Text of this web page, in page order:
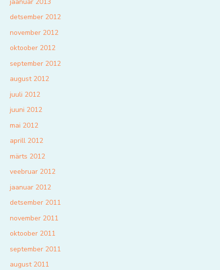
detsember 2012
november 2012
oktoober 2012
september 2012
august 2012
juuli 2012
juuni 2012
mai 2012
aprill 2012
märts 2012
veebruar 2012
jaanuar 2012
detsember 2011
november 2011
oktoober 2011
september 2011
august 2011